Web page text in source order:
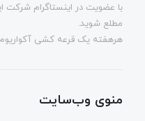
با عضویت در اینستاگرام شرکت
مطلع شوید.
هرهفته یک قرعه کشی آکواریوم
منوی وب‌سایت